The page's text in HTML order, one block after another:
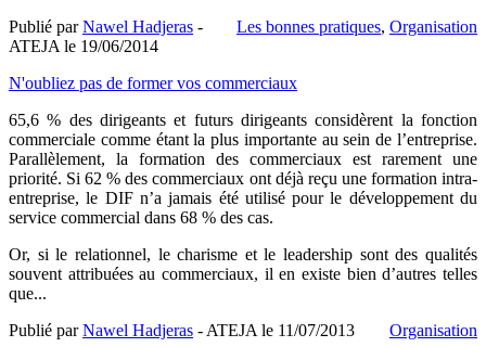
Les bonnes pratiques, Organisation
Publié parNawel Hadjeras -
ATEJA le 19/06/2014
N'oubliez pas de former vos commerciaux
65,6 % des dirigeants et futurs dirigeants considèrent la fonction
commerciale comme étant la plus importante au sein de l’entreprise.
Parallèlement, la formation des commerciaux est rarement une
priorité. Si 62 % des commerciaux ont déjà reçu une formation intra-
entreprise, le DIF n’a jamais été utilisé pour le développement du
service commercial dans 68 % des cas.
Or, si le relationnel, le charisme et le leadership sont des qualités
souvent attribuées au commerciaux, il en existe bien d’autres telles
que...
Organisation
Publié parNawel Hadjeras - ATEJA le 11/07/2013